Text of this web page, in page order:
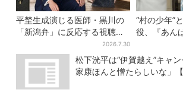
平埜生成演じる医師・黒川の
「新潟弁」に反応する視聴者
2026.7.30
“村の少年”
役、『あん
だった…視
で演技上手
松下洸平は“伊賀越え”キャ
家康ほんと憎たらしいな」【